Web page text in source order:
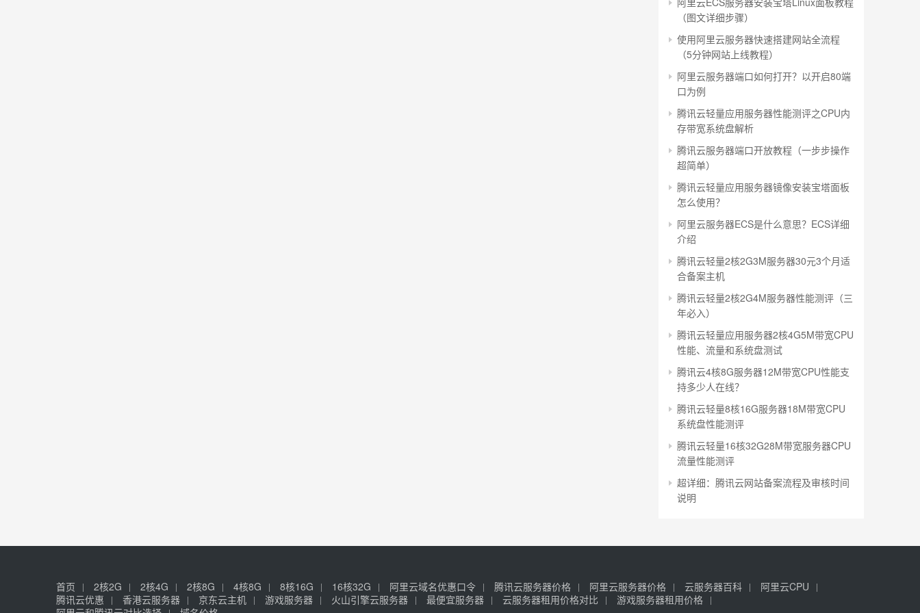
（图文详细步骤）
使用阿里云服务器快速搭建网站全流程
（5分钟网站上线教程）
阿里云服务器端口如何打开？以开启80端
口为例
腾讯云轻量应用服务器性能测评之CPU内
存带宽系统盘解析
腾讯云服务器端口开放教程（一步步操作
超简单）
腾讯云轻量应用服务器镜像安装宝塔面板
怎么使用？
阿里云服务器ECS是什么意思？ECS详细
介绍
腾讯云轻量2核2G3M服务器30元3个月适
合备案主机
腾讯云轻量2核2G4M服务器性能测评（三
年必入）
腾讯云轻量应用服务器2核4G5M带宽CPU
性能、流量和系统盘测试
腾讯云4核8G服务器12M带宽CPU性能支
持多少人在线？
腾讯云轻量8核16G服务器18M带宽CPU
系统盘性能测评
腾讯云轻量16核32G28M带宽服务器CPU
流量性能测评
超详细：腾讯云网站备案流程及审核时间
说明
首页 2核2G 2核4G 2核8G 4核8G 8核16G 16核32G 阿里云域名优惠口令 腾讯云服务器价格 阿里云服务器价格 云服务器百科
阿里云CPU
腾讯云优惠
香港云服务器 京东云主机 游戏服务器 火山引擎云服务器 最便宜服务器 云服务器租用价格对比
游戏服务器租用价格